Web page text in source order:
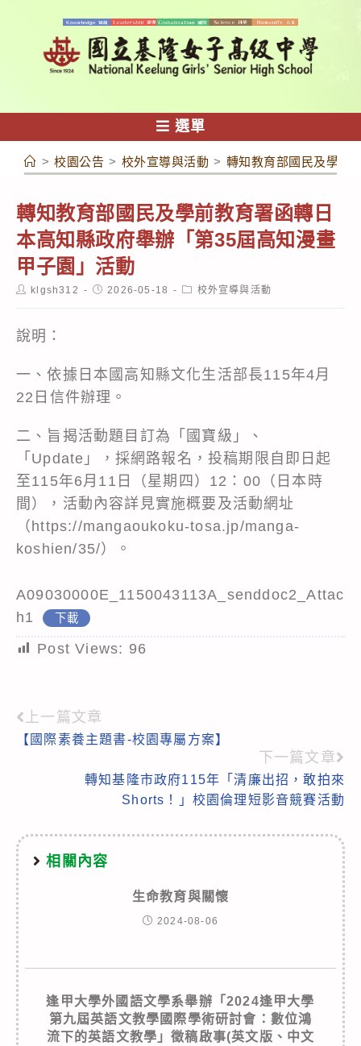
容
選單
> 校園公告 > 校外宣導與活動 > 轉知教育部國民及學前
轉知教育部國民及學前教育署函轉日
本高知縣政府舉辦「第35屆高知漫畫
甲子園」活動
Postklgsh312
Post2026-05-18
Post校外宣導與活動
說明：
一、依據日本國高知縣文化生活部長115年4月
22日信件辦理。
二、旨揭活動題目訂為「國寶級」、
「Update」，採網路報名，投稿期限自即日起
至115年6月11日（星期四）12：00（日本時
間），活動內容詳見實施概要及活動網址
（https://mangaoukoku-tosa.jp/manga-
koshien/35/）。
A09030000E_1150043113A_senddoc2_Attac
h1
下載
Post Views: 96
Read
more
articles
上一篇文章
【國際素養主題書-校園專屬方案】
下一篇文章
轉知基隆市政府115年「清廉出招，敢拍來
Shorts！」校園倫理短影音競賽活動
相關內容
生命教育與關懷
2024-08-06
逢甲大學外國語文學系舉辦「2024逢甲大學
第九屆英語文教學國際學術研討會：數位鴻
流下的英語文教學」徵稿啟事(英文版、中文